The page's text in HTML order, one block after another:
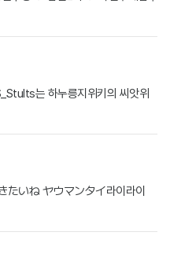
는 하누릉지위키의 씨앗위
たいね ヤウマンタイ라이라이